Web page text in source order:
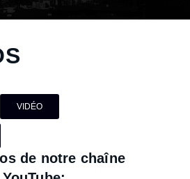
VIDÉO
de notre chaîne